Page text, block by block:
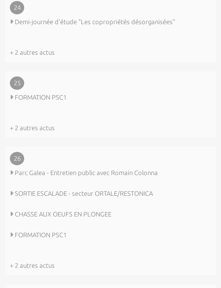
24
Demi-journée d'étude "Les copropriétés désorganisées"
+ 2 autres actus
25
FORMATION PSC1
+ 2 autres actus
26
Parc Galea - Entretien public avec Romain Colonna
SORTIE ESCALADE - secteur ORTALE/RESTONICA
CHASSE AUX OEUFS EN PLONGEE
FORMATION PSC1
+ 2 autres actus